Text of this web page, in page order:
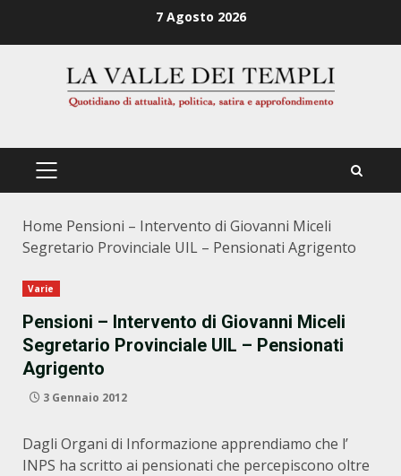
7 Agosto 2026
PRIMÄRES
Home Pensioni – Intervento di Giovanni Miceli
Segretario Provinciale UIL – Pensionati Agrigento
Varie
Pensioni – Intervento di Giovanni Miceli
Segretario Provinciale UIL – Pensionati
Agrigento
3 Gennaio 2012
Dagli Organi di Informazione apprendiamo che l’
INPS ha scritto ai pensionati che percepiscono oltre